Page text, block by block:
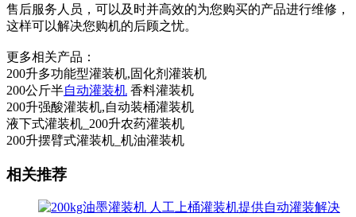
售后服务人员，可以及时并高效的为您购买的产品进行维修，
这样可以解决您购机的后顾之忧。
更多相关产品：
200升多功能型灌装机,固化剂灌装机
200公斤半自动灌装机 香料灌装机
200升强酸灌装机,自动装桶灌装机
液下式灌装机_200升农药灌装机
200升摆臂式灌装机_机油灌装机
相关推荐